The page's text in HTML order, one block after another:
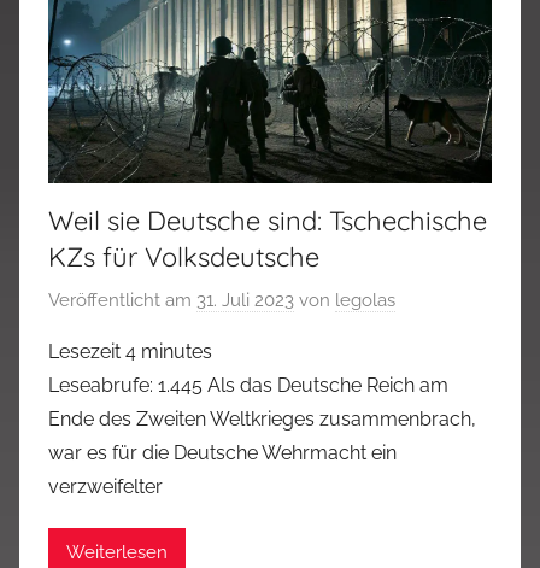
Weil sie Deutsche sind: Tschechische
KZs für Volksdeutsche
Veröffentlicht am 31. Juli 2023 von legolas
Lesezeit 4 minutes
Leseabrufe: 1.445 Als das Deutsche Reich am
Ende des Zweiten Weltkrieges zusammenbrach,
war es für die Deutsche Wehrmacht ein
verzweifelter
Weiterlesen